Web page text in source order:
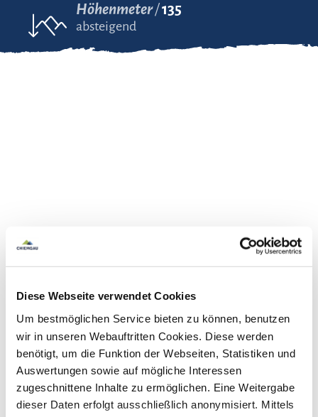
Diese Webseite verwendet Cookies
Um bestmöglichen Service bieten zu können, benutzen
wir in unseren Webauftritten Cookies. Diese werden
benötigt, um die Funktion der Webseiten, Statistiken und
Auswertungen sowie auf mögliche Interessen
zugeschnittene Inhalte zu ermöglichen. Eine Weitergabe
dieser Daten erfolgt ausschließlich anonymisiert. Mittels
Höhenmeter 135
absteigend